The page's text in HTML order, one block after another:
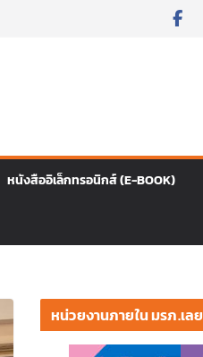
หนังสืออิเล็กทรอนิกส์ (E-BOOK)
หน่วยงานภายใน มรภ.เลย